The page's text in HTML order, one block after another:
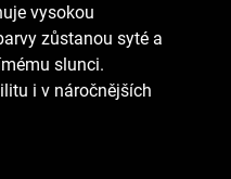
vysokou
zůstanou syté a
slunci.
i v náročnějších